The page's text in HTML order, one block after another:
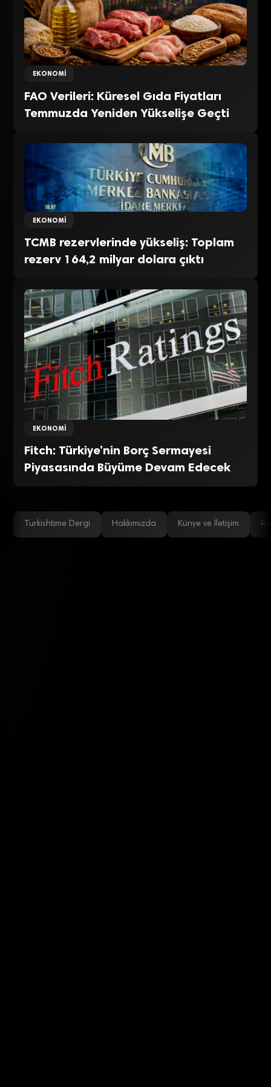
EKONOMI
FAO Verileri: Küresel Gıda Fiyatları
Temmuzda Yeniden Yükselişe Geçti
EKONOMI
TCMB rezervlerinde yükseliş: Toplam
rezerv 164,2 milyar dolara çıktı
EKONOMI
Fitch: Türkiye’nin Borç Sermayesi
Piyasasında Büyüme Devam Edecek
Turkishtime Dergi Hakkımızda Künye ve İletişim